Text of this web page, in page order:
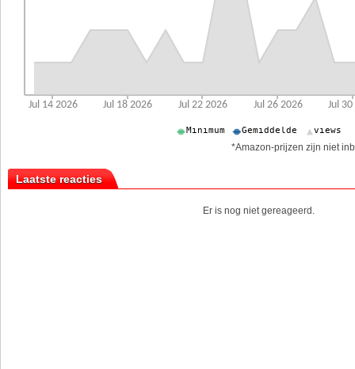
*Amazon-prijzen zijn niet
Laatste reacties
Er is nog niet gereageerd.